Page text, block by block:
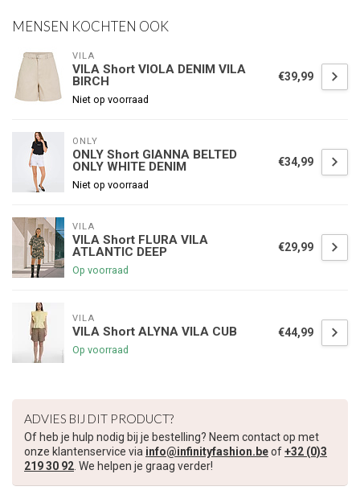
MENSEN KOCHTEN OOK
VILA
VILA Short VIOLA DENIM VILA
BIRCH
Niet op voorraad
€39,99
ONLY
ONLY Short GIANNA BELTED
ONLY WHITE DENIM
Niet op voorraad
€34,99
VILA
VILA Short FLURA VILA
ATLANTIC DEEP
Op voorraad
€29,99
VILA
VILA Short ALYNA VILA CUB
Op voorraad
€44,99
ADVIES BIJ DIT PRODUCT?
Of heb je hulp nodig bij je bestelling? Neem contact op met
onze klantenservice via info@infinityfashion.beof+32 (0)3
219 30 92. We helpen je graag verder!